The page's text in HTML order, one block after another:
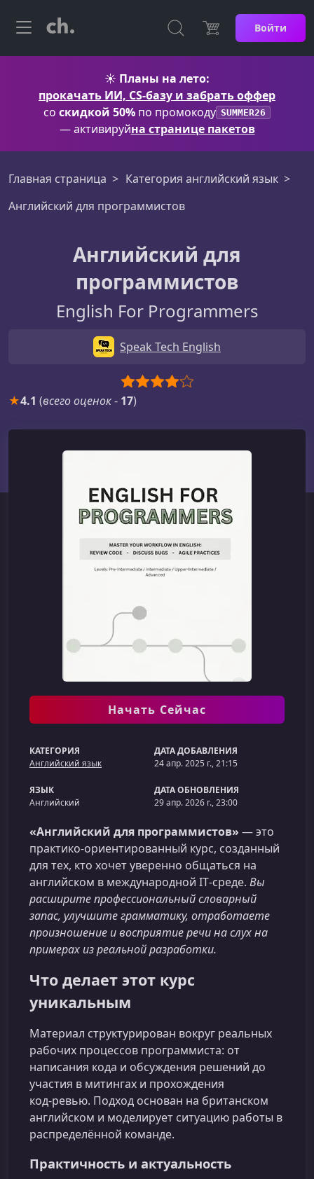
Войти
☀️ Планы на лето:
прокачать ИИ, CS-базу и забрать оффер
со скидкой 50% по промокоду SUMMER26
— активируйна странице пакетов
Главная страница
Категория английский язык
Английский для программистов
Английский для
программистов
English For Programmers
Speak Tech English
★4.1 (всего оценок- 17)
Начать Сейчас
КАТЕГОРИЯ
Английский язык
ДАТА ДОБАВЛЕНИЯ
24 апр. 2025 г., 21:15
ЯЗЫК
Английский
ДАТА ОБНОВЛЕНИЯ
29 апр. 2026 г., 23:00
«Английский для программистов» — это
практико‑ориентированный курс, созданный
для тех, кто хочет уверенно общаться на
английском в международной IT‑среде. Вы
расширите профессиональный словарный
запас, улучшите грамматику, отработаете
произношение и восприятие речи на слух на
примерах из реальной разработки.
Что делает этот курс
уникальным
Материал структурирован вокруг реальных
рабочих процессов программиста: от
написания кода и обсуждения решений до
участия в митингах и прохождения
код‑ревью. Подход основан на британском
английском и моделирует ситуацию работы в
распределённой команде.
Практичность и актуальность